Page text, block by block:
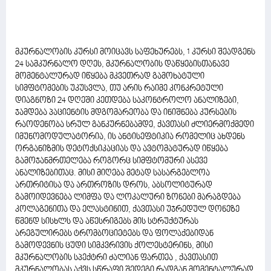
მკურნალობის კურსი მოიცავს საფეხურებს, 1 კურსი შეადგენს
24 სამკურნალო დღეს, მკურნალობის დაწყებისთანავე
მომენტალურად იწყება მკვეთრად გამოხატული
სიმფტომების უკუსვლა, თუ არის რაიმე კონკრეტული
დიაგნოზი 24 დღეში კეთდება საკონტროლო ანალიზები,
ჯამდება პაციენტის მდგომარეობა და ინიშნება კურსების
რაოდენობა სრულ განკურნებამდე, ქავთასი ძლიერმოქმედი
იმუნომოდულატორია, ის ანტისეფტიკია რომელიც ახდენს
ორგანიზმის დეტოქსიკაციას და ავტომატურად იწყება
გამოჯანმრთელება როგორც სიმფტომური ასევე
ანალიზებითაც. მისი მიღება მეტად სასარგებლოა
ართრიტისა და ართროზის დროს, აბსოლიტურად
გამოიდევნება ლიმფა და ლოკალური ზონები მარაგდება
კოლაგენითა და ელასტინით, ქავთასი უჯრედულ დონეზე
წმენდ სისხლს და აწესრიგებს მის სტრუქტურას
არეგულირებს ტრომბოციეტებს და ფოლაქებიდან
გამოდევნის ცუდი სიმკვრივის ქოლესტერინს, მისი
მკურნალობის სპექტრი ძალიან ფართეა , ქავთასით